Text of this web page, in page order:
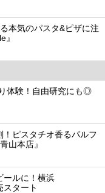
本気のパスタ&ピザに注
』
体験！自由研究にも◎
ピスタチオ香るパルフ
山本店』
ールに！横浜
スタート